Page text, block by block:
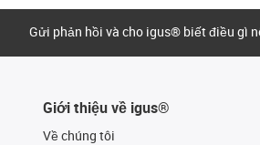
Gửi phản hồi và cho igus® biết điều gì
Giới thiệu về igus®
Về chúng tôi